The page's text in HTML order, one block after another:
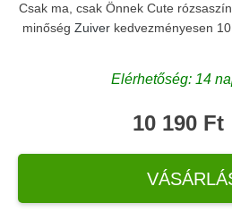
Csak ma, csak Önnek Cute
minőség Zuiver kedvezményesen
Elérhetőség: 14
10 190 Ft